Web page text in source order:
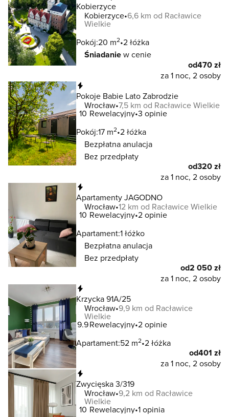
Kobierzyce
Kobierzyce 6,6 km od Racławice
Wielkie
Pokój:20 m2 2 łóżka
Śniadaniew cenie
od470 zł
za 1 noc, 2 osoby
Pokoje Babie Lato Zabrodzie
Wrocław 7,5 km od Racławice Wielkie
10 Rewelacyjny 3 opinie
Pokój:17 m2 2 łóżka
Bezpłatna anulacja
Bez przedpłaty
od320 zł
za 1 noc, 2 osoby
Apartamenty JAGODNO
Wrocław 12 km od Racławice Wielkie
10 Rewelacyjny 2 opinie
Apartament:1 łóżko
Bezpłatna anulacja
Bez przedpłaty
od2 050 zł
za 1 noc, 2 osoby
Krzycka 91A/25
Wrocław 9,9 km od Racławice
Wielkie
9.9Rewelacyjny 2 opinie
Apartament:52 m2 2 łóżka
od401 zł
za 1 noc, 2 osoby
Zwycięska 3/319
Wrocław 9,2 km od Racławice
Wielkie
10 Rewelacyjny 1 opinia